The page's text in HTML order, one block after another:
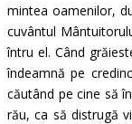
mintea oamenilor,
cuvântul
întru el. Când
îndeamnă pe
căutând pe cine să
rău, ca să distrugă